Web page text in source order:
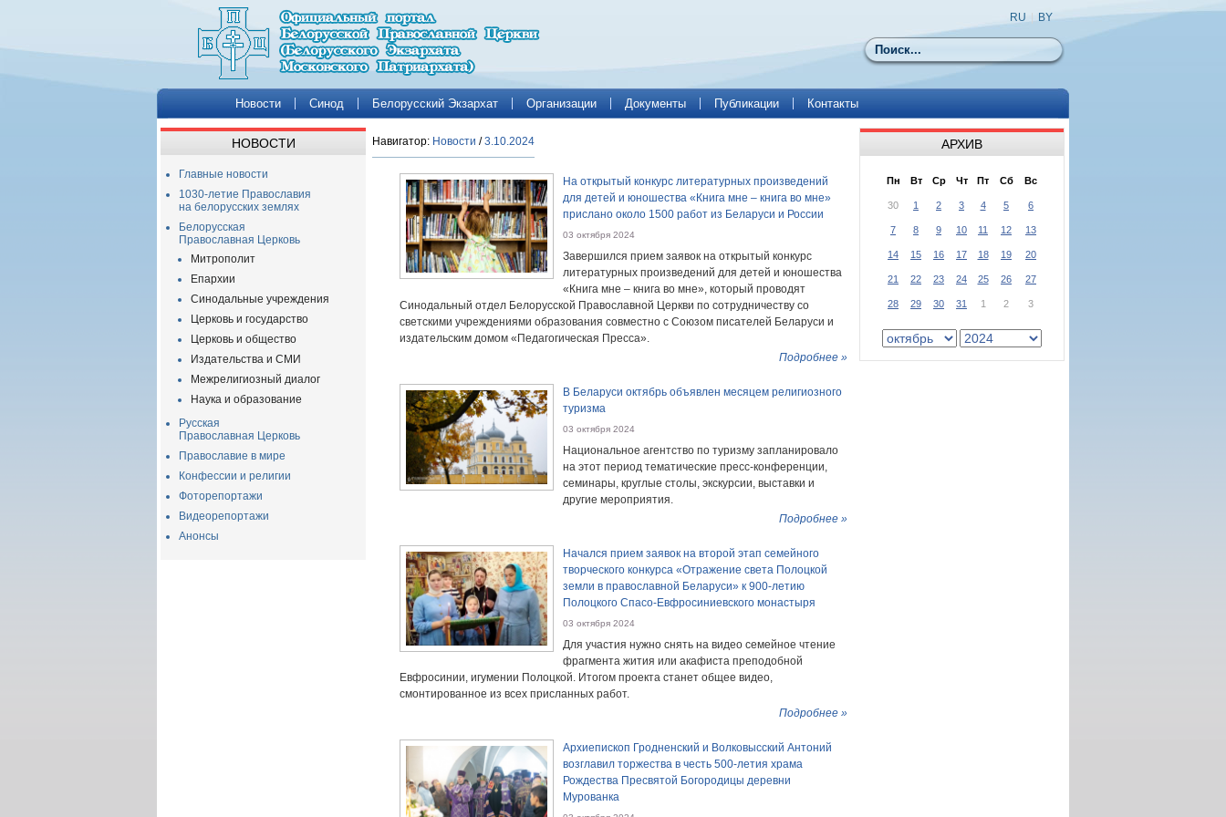
Поиск
RU BY
Новости Синод Белорусский Экзархат Организации Документы Публикации Контакты
НОВОСТИ
Главные новости
1030-летие Православия
на белорусских землях
Белорусская
Православная Церковь
Митрополит
Епархии
Синодальные учреждения
Церковь и государство
Церковь и общество
Издательства и СМИ
Межрелигиозный диалог
Наука и образование
Русская
Православная Церковь
Православие в мире
Конфессии и религии
Фоторепортажи
Видеорепортажи
Анонсы
Навигатор: Новости /3.10.2024
На открытый конкурс литературных произведений
для детей и юношества «Книга мне – книга во мне»
прислано около 1500 работ из Беларуси и России
03 октября 2024
Завершился прием заявок на открытый конкурс
литературных произведений для детей и юношества
«Книга мне – книга во мне», который проводят
Синодальный отдел Белорусской Православной Церкви по сотрудничеству со
светскими учреждениями образования совместно с Союзом писателей Беларуси и
издательским домом «Педагогическая Пресса».
Подробнее »
В Беларуси октябрь объявлен месяцем религиозного
туризма
03 октября 2024
Национальное агентство по туризму запланировало
на этот период тематические пресс-конференции,
семинары, круглые столы, экскурсии, выставки и
другие мероприятия.
Подробнее »
Начался прием заявок на второй этап семейного
творческого конкурса «Отражение света Полоцкой
земли в православной Беларуси» к 900-летию
Полоцкого Спасо-Евфросиниевского монастыря
03 октября 2024
Для участия нужно снять на видео семейное чтение
фрагмента жития или акафиста преподобной
Евфросинии, игумении Полоцкой. Итогом проекта станет общее видео,
смонтированное из всех присланных работ.
Подробнее »
Архиепископ Гродненский и Волковысский Антоний
возглавил торжества в честь 500-летия храма
Рождества Пресвятой Богородицы деревни
Мурованка
АРХИВ
Пн Вт Ср Чт Пт Сб Вс
30 1 2 3 4 5 6
7 8 9 10 11 12 13
14 15 16 17 18 19 20
21 22 23 24 25 26 27
28 29 30 31 1 2 3